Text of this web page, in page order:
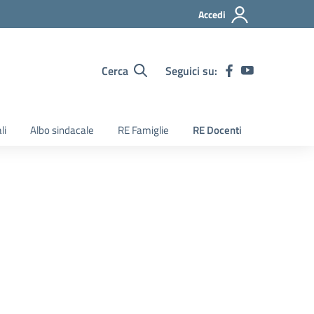
Accedi
Cerca Seguici su:
Albo sindacale RE Famiglie RE Docenti